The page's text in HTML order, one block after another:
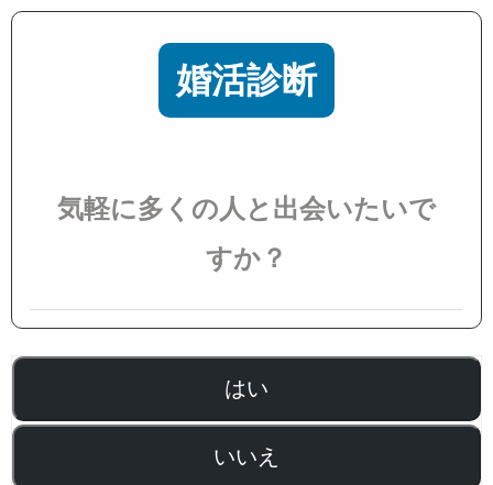
婚活診断
気軽に多くの人と出会いたいで
すか？
はい
いいえ